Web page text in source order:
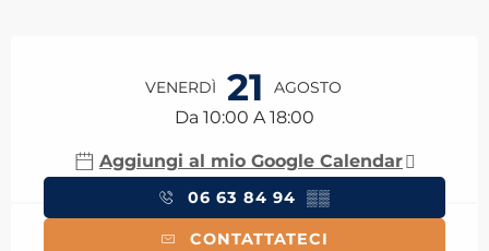
VENERDÌ 21 AGOSTO
Da 10:00 A 18:00
Aggiungi al mio Google Calendar
06 63 84 94 ▒▒
CONTATTATECI